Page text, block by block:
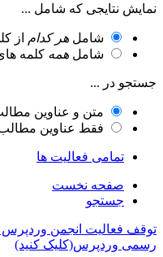
نمایش نتایجی که شامل ...
شامل هر کدام از
شامل همه کلمه
جستجو در ...
متن و عناوین
فقط عناوین
تمامی فعالیت ها
صفحه نخست
جستجو
توقف فعالیت انجمن وردپرس
رسمی وردپرس(کلیک کنید)